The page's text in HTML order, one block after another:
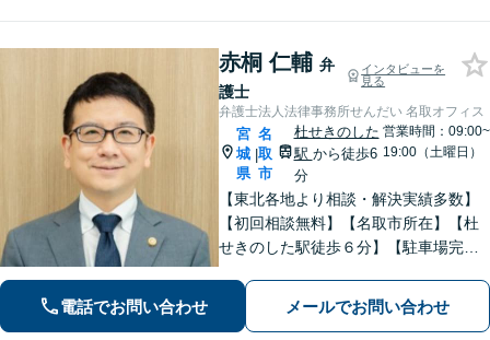
赤桐 仁輔 弁
護士
インタビューを
見る
弁護士法人法律事務所せんだい 名取オフィス
宮
城
県
|
名
取
市
杜せきのした
駅 から徒歩6
分
営業時間：09:00~
19:00（土曜日）
【東北各地より相談・解決実績多数】
【初回相談無料】【名取市所在】【杜
せきのした駅徒歩６分】【駐車場完
日でも早く取り除き、穏やかな日常を
取り戻せるよう尽力いたします。【完
電話でお問い合わせ メールでお問い合わせ